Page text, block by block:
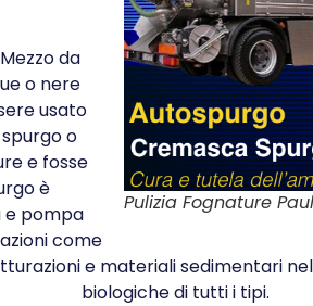
Pulizia Fognature
da
o nere
usato
o
e fosse
è
e pompa
come
e materiali sedimentari
biologiche di tutti i tipi.